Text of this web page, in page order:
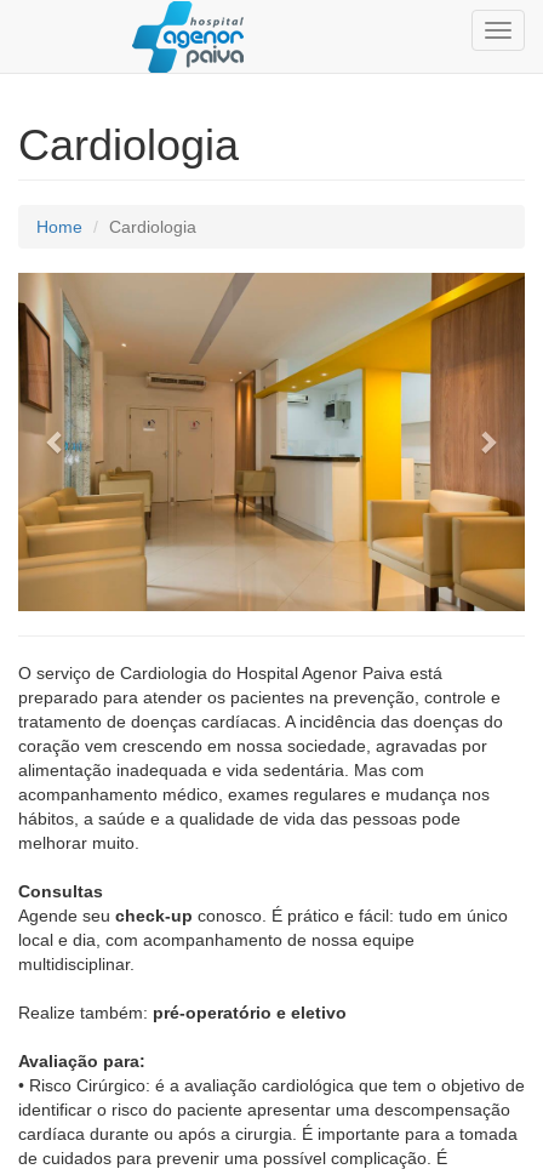
Cardiologia
Home Cardiologia
O serviço de Cardiologia do Hospital Agenor Paiva está
preparado para atender os pacientes na prevenção, controle e
tratamento de doenças cardíacas. A incidência das doenças do
coração vem crescendo em nossa sociedade, agravadas por
alimentação inadequada e vida sedentária. Mas com
acompanhamento médico, exames regulares e mudança nos
hábitos, a saúde e a qualidade de vida das pessoas pode
melhorar muito.
Consultas
Agende seu check-up conosco. É prático e fácil: tudo em único
local e dia, com acompanhamento de nossa equipe
multidisciplinar.
Realize também: pré-operatório e eletivo
Avaliação para:
• Risco Cirúrgico: é a avaliação cardiológica que tem o objetivo de
identificar o risco do paciente apresentar uma descompensação
cardíaca durante ou após a cirurgia. É importante para a tomada
de cuidados para prevenir uma possível complicação. É